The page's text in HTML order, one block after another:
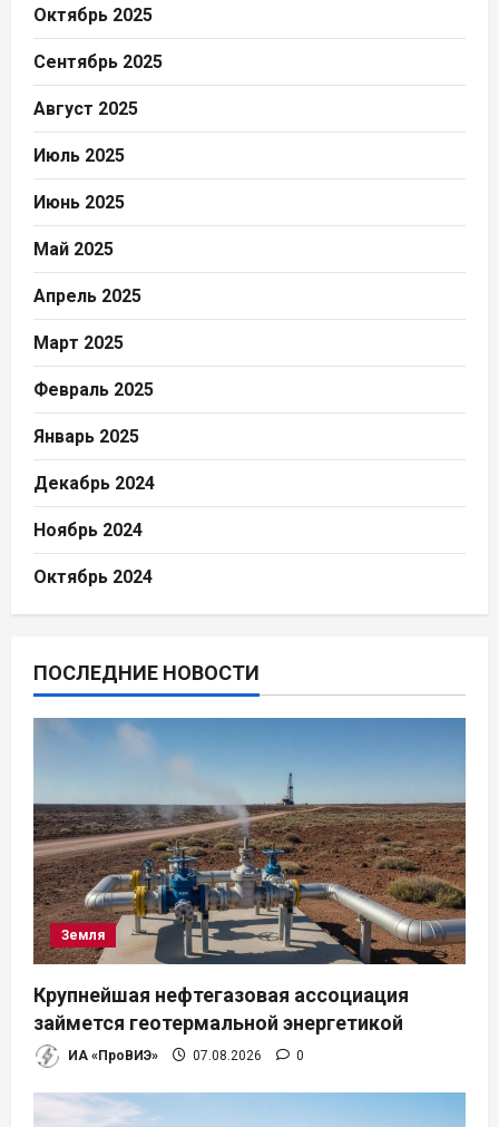
Октябрь 2025
Сентябрь 2025
Август 2025
Июль 2025
Июнь 2025
Май 2025
Апрель 2025
Март 2025
Февраль 2025
Январь 2025
Декабрь 2024
Ноябрь 2024
Октябрь 2024
ПОСЛЕДНИЕ НОВОСТИ
Земля
Крупнейшая нефтегазовая ассоциация
займется геотермальной энергетикой
ИА «ПроВИЭ» 07.08.2026 0